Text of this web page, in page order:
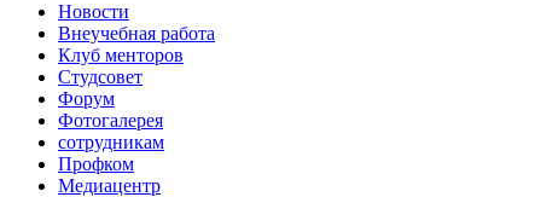
Новости
Внеучебная работа
Клуб менторов
Студсовет
Форум
Фотогалерея
сотрудникам
Профком
Медиацентр